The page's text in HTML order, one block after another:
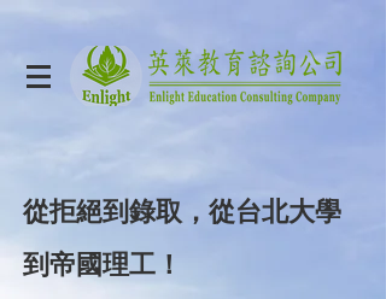
從拒絕到錄取，從台北大學
到帝國理工！